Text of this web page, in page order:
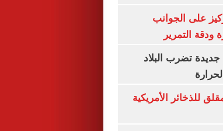
على الجوانب
ودقة التمرير
تضرب البلاد
للذخائر الأمريكية